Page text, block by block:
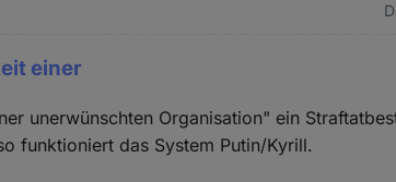
einer
unerwünschten Organisation" ein
funktioniert das System Putin/Kyrill.